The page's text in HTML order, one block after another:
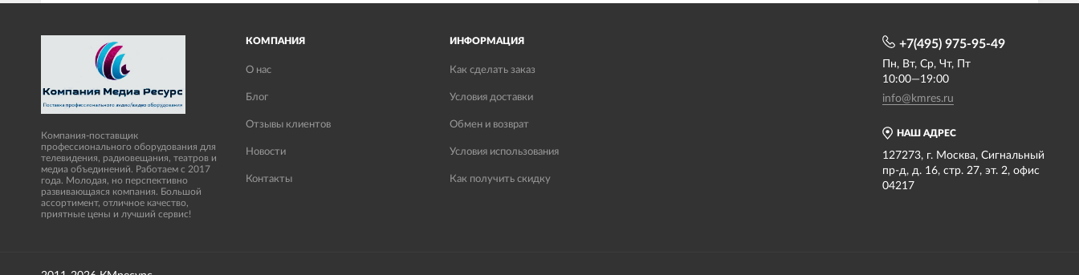
Компания-поставщик
профессионального оборудования для
телевидения, радиовещания, театров и
медиа объединений. Работаем с 2017
года. Молодая, но перспективно
развивающаяся компания. Большой
ассортимент, отличное качество,
приятные цены и лучший сервис!
КОМПАНИЯ
О нас
Блог
Отзывы клиентов
Новости
Контакты
ИНФОРМАЦИЯ
Как сделать заказ
Условия доставки
Обмен и возврат
Условия использования
Как получить скидку
НАШ АДРЕС
127273, г. Москва, Сигнальный
пр-д, д. 16, стр. 27, эт. 2, офис
04217
+7(495) 975-95-49
Пн, Вт, Ср, Чт, Пт
10:00—19:00
info@kmres.ru